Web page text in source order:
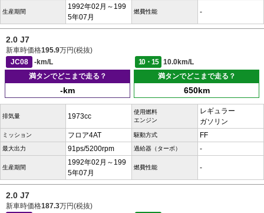
生産期間
1992年02月～199
5年07月
燃費性能 -
2.0 J7
新車時価格195.9万円(税抜)
JC08
-km/L 10・15
10.0km/L
満タンでどこまで走る？
-km
満タンでどこまで走る？
650km
排気量 1973cc
使用燃料
エンジン
レギュラー
ガソリン
ミッション フロア4AT 駆動方式 FF
最大出力 91ps/5200rpm 過給器（ターボ） -
生産期間
1992年02月～199
5年07月
燃費性能 -
2.0 J7
新車時価格187.3万円(税抜)